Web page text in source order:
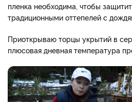
пленка необходима, чтобы
традиционными оттепелей с
Приоткрываю торцы укрытий в
плюсовая дневная температура